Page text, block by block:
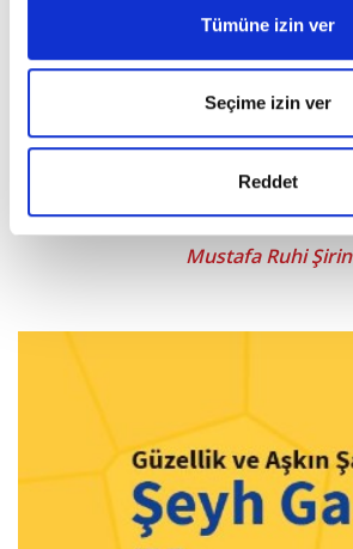
Tümüne izin ver
Seçime izin ver
Reddet
Yazarak Yaşadım
Mustafa Ruhi Şirin